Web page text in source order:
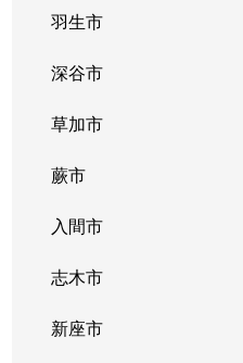
羽生市
深谷市
草加市
蕨市
入間市
志木市
新座市